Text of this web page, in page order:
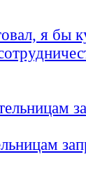
я бы